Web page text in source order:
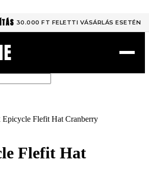
30.000 FT FELETTI VÁSÁRLÁS ESETÉN
Epicycle Flefit Hat Cranberry
Flefit Hat